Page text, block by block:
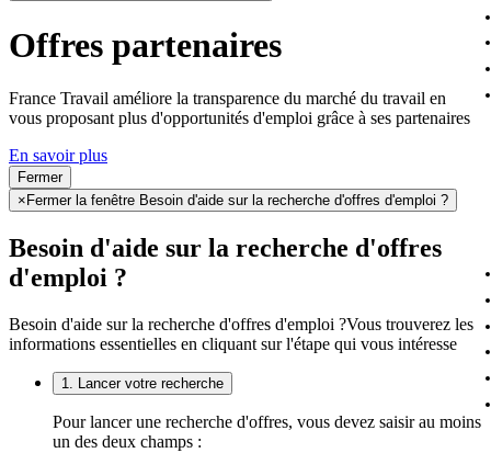
Offres partenaires
France Travail améliore la transparence du marché du travail en
vous proposant plus d'opportunités d'emploi grâce à ses partenaires
En savoir plus
Fermer
× Fermer la fenêtre Besoin d'aide sur la recherche d'offres d'emploi ?
Besoin d'aide sur la recherche d'offres
d'emploi ?
Besoin d'aide sur la recherche d'offres d'emploi ?Vous trouverez les
informations essentielles en cliquant sur l'étape qui vous intéresse
1. Lancer votre recherche
Pour lancer une recherche d'offres, vous devez saisir au moins
un des deux champs :